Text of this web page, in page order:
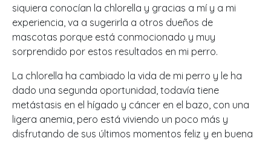
siquiera conocían la chlorella y gracias a mí y a mi
experiencia, va a sugerirla a otros dueños de
mascotas porque está conmocionado y muy
sorprendido por estos resultados en mi perro.
La chlorella ha cambiado la vida de mi perro y le ha
dado una segunda oportunidad, todavía tiene
metástasis en el hígado y cáncer en el bazo, con una
ligera anemia, pero está viviendo un poco más y
disfrutando de sus últimos momentos feliz y en buena